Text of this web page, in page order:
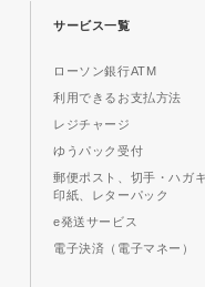
サービス一覧
ローソン銀行ATM
利用できるお支払方法
レジチャージ
ゆうパック受付
郵便ポスト、切手・ハガ
印紙、レターパック
e発送サービス
電子決済（電子マネー）